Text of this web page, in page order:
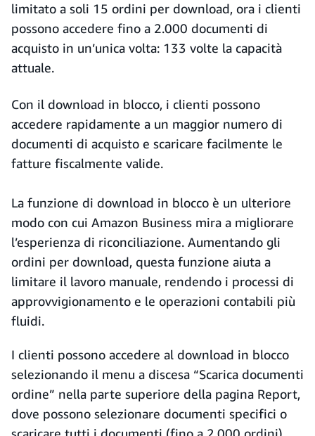
limitato a soli 15 ordini per download, ora i clienti
possono accedere fino a 2.000 documenti di
acquisto in un’unica volta: 133 volte la capacità
attuale.
Con il download in blocco, i clienti possono
accedere rapidamente a un maggior numero di
documenti di acquisto e scaricare facilmente le
fatture fiscalmente valide.
La funzione di download in blocco è un ulteriore
modo con cui Amazon Business mira a migliorare
l’esperienza di riconciliazione. Aumentando gli
ordini per download, questa funzione aiuta a
limitare il lavoro manuale, rendendo i processi di
approvvigionamento e le operazioni contabili più
fluidi.
I clienti possono accedere al download in blocco
selezionando il menu a discesa “Scarica documenti
ordine” nella parte superiore della pagina Report,
dove possono selezionare documenti specifici o